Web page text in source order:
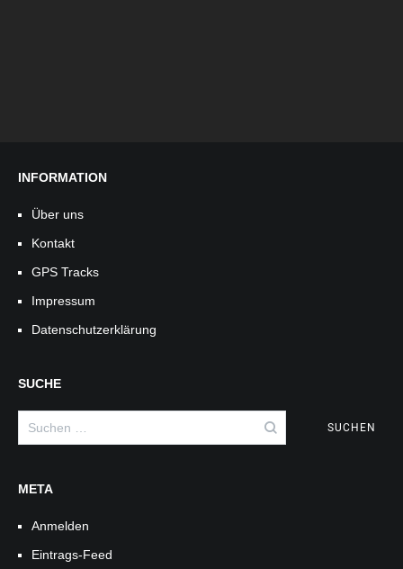
INFORMATION
Über uns
Kontakt
GPS Tracks
Impressum
Datenschutzerklärung
SUCHE
nach:
META
Anmelden
Eintrags-Feed